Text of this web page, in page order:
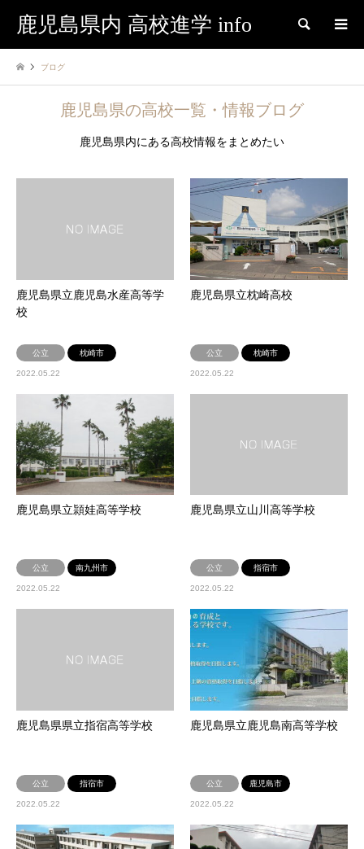
鹿児島県内 高校進学 info 検索
ブログ
鹿児島県の高校一覧・情報ブログ
鹿児島県内にある高校情報をまとめたい
鹿児島県立鹿児島水産高等学
校
公立 枕崎市
2022.05.22
鹿児島県立枕崎高校
公立 枕崎市
2022.05.22
鹿児島県立頴娃高等学校
公立 南九州市
2022.05.22
鹿児島県立山川高等学校
公立 指宿市
2022.05.22
鹿児島県県立指宿高等学校
公立 指宿市
2022.05.22
鹿児島県立鹿児島南高等学校
公立 鹿児島市
2022.05.22